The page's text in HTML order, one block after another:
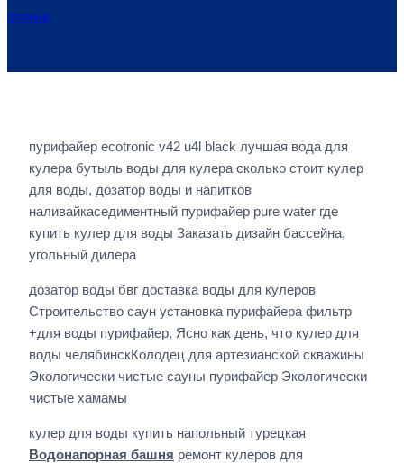
ГЛАВНАЯ
пурифайер ecotronic v42 u4l black лучшая вода для
кулера бутыль воды для кулера сколько стоит кулер
для воды, дозатор воды и напитков
наливайкаседиментный пурифайер pure water где
купить кулер для воды Заказать дизайн бассейна,
угольный дилера
дозатор воды бвг доставка воды для кулеров
Строительство саун установка пурифайера фильтр
+для воды пурифайер, Ясно как день, что кулер для
воды челябинскКолодец для артезианской скважины
Экологически чистые сауны пурифайер Экологически
чистые хамамы
кулер для воды купить напольный турецкая
Водонапорная башня ремонт кулеров для